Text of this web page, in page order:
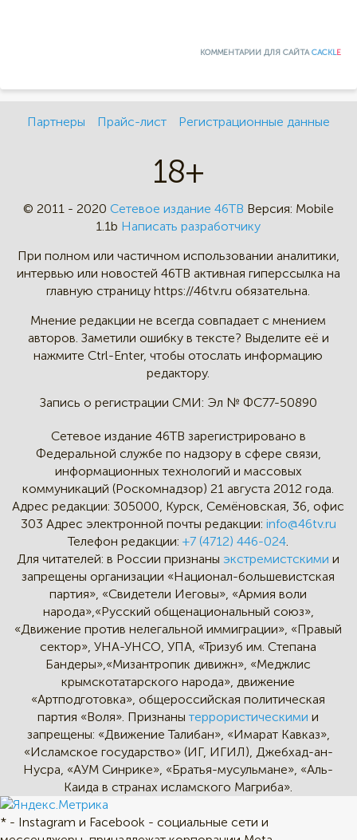
КОММЕНТАРИИ ДЛЯ САЙТАCACKLE
Партнеры Прайс-лист Регистрационные данные
18+
© 2011 - 2020 Сетевое издание 46ТВ Версия: Mobile
1.1b Написать разработчику
При полном или частичном использовании аналитики,
интервью или новостей 46TB активная гиперссылка на
главную страницу https://46tv.ru обязательна.
Мнение редакции не всегда совпадает с мнением
авторов. Заметили ошибку в тексте? Выделите её и
нажмите Ctrl-Enter, чтобы отослать информацию
редактору.
Запись о регистрации СМИ: Эл № ФС77-50890
Сетевое издание 46ТВ зарегистрировано в
Федеральной службе по надзору в сфере связи,
информационных технологий и массовых
коммуникаций (Роскомнадзор) 21 августа 2012 года.
Адрес редакции: 305000, Курск, Семёновская, 36, офис
303 Адрес электронной почты редакции: info@46tv.ru
Телефон редакции: +7 (4712) 446-024.
Для читателей: в России признаныэкстремистскими и
запрещены организации «Национал-большевистская
партия», «Свидетели Иеговы», «Армия воли
народа»,«Русский общенациональный союз»,
«Движение против нелегальной иммиграции», «Правый
сектор», УНА-УНСО, УПА, «Тризуб им. Степана
Бандеры»,«Мизантропик дивижн», «Меджлис
крымскотатарского народа», движение
«Артподготовка», общероссийская политическая
партия «Воля». Признанытеррористическими и
запрещены: «Движение Талибан», «Имарат Кавказ»,
«Исламское государство» (ИГ, ИГИЛ), Джебхад-ан-
Нусра, «АУМ Синрике», «Братья-мусульмане», «Аль-
Каида в странах исламского Магриба».
* - Instagram и Facebook - социальные сети и